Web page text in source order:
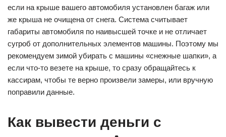
если на крыше вашего автомобиля установлен багаж или
же крыша не очищена от снега. Система считывает
габариты автомобиля по наивысшей точке и не отличает
сугроб от дополнительных элементов машины. Поэтому мы
рекомендуем зимой убирать с машины «снежные шапки», а
если что-то везете на крыше, то сразу обращайтесь к
кассирам, чтобы те верно произвели замеры, или вручную
поправили данные.
Как вывести деньги с